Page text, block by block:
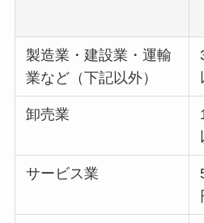
製造業・建設業・運輸
業など（下記以外）
卸売業
サービス業